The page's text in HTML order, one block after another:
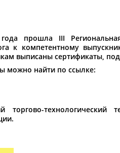
прошла III
к компетентному
выписаны сертификаты,
можно найти по ссылке:
технологический